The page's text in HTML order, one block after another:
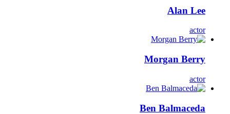
Alan Lee
actor
Morgan Berry
actor
Ben Balmaceda